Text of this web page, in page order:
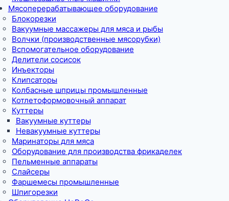
Мясоперерабатывающее оборудование
Блокорезки
Вакуумные массажеры для мяса и рыбы
Волчки (производственные мясорубки)
Вспомогательное оборудование
Делители сосисок
Инъекторы
Клипсаторы
Колбасные шприцы промышленные
Котлетоформовочный аппарат
Куттеры
Вакуумные куттеры
Невакуумные куттеры
Маринаторы для мяса
Оборудование для производства фрикаделек
Пельменные аппараты
Слайсеры
Фаршемесы промышленные
Шпигорезки